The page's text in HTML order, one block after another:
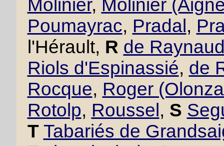
Molinier, Molinier
Poumayrac, Pradal ,
l'Hérault, R de
Riols d'Espinassié, de
Rocque, Roger
Rotolp, Roussel , S
T Tabariés de